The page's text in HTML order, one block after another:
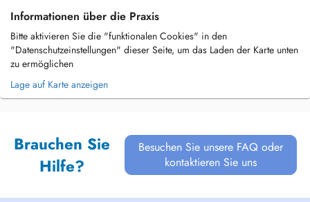
Informationen über die Praxis
Bitte aktivieren Sie die "funktionalen Cookies" in den
"Datenschutzeinstellungen" dieser Seite, um das Laden der Karte unten
zu ermöglichen
Lage auf Karte anzeigen
Brauchen Sie
Hilfe?
Besuchen Sie unsere FAQ oder
kontaktieren Sie uns